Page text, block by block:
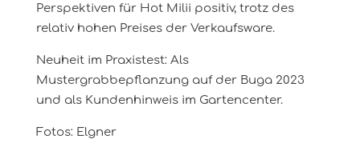
Perspektiven für Hot Milii positiv, trotz des
relativ hohen Preises der Verkaufsware.
Neuheit im Praxistest: Als
Mustergrabbepflanzung auf der Buga 2023
und als Kundenhinweis im Gartencenter.
Fotos: Elgner